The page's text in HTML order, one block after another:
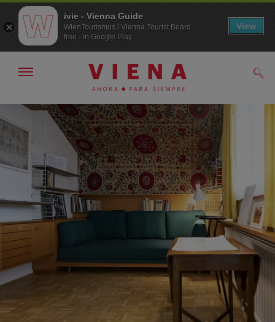
A
la
navegación
Al
contenido
Mostrar/ocultar
ivie - Vienna Guide
WienTourismus / Vienna Tourist Board
free - In Google Play
View